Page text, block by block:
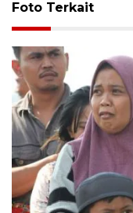
Foto Terkait